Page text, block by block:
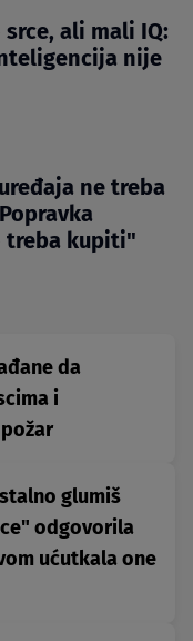
ali mali IQ:
nije
ne treba
treba kupiti"
da
i
glumiš
odgovorila
ućutkala one